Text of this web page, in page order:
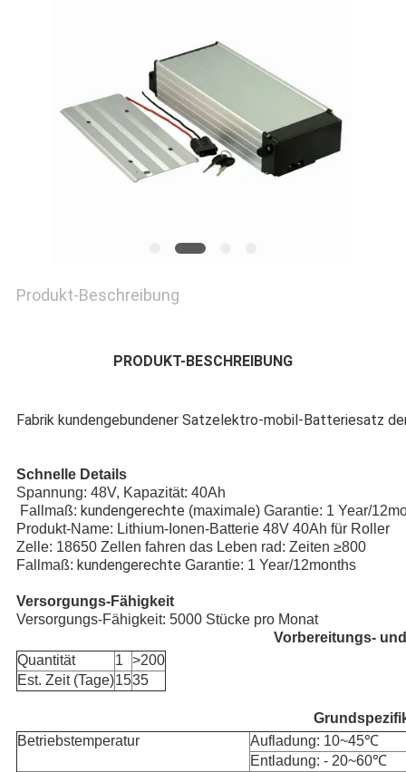
PRIVACY
POLICY
Produkt-Beschreibung
PRODUKT-BESCHREIBUNG
Fabrik kundengebundener Satzelektro-mobil-Batteriesatz
Schnelle Details
Spannung: 48V, Kapazität: 40Ah
Fallmaß: kundengerechte (maximale) Garantie: 1 Year/
Produkt-Name: Lithium-Ionen-Batterie 48V 40Ah für Roller
Zelle: 18650 Zellen fahren das Leben rad: Zeiten ≥800
Fallmaß: kundengerechte Garantie: 1 Year/12months
Versorgungs-Fähigkeit
Versorgungs-Fähigkeit: 5000 Stücke pro Monat
Vorbereitungs-
Quantität
1 >200
Est. Zeit (Tage)1535
Betriebstemperatur
Aufladung: 10~45℃
Entladung: - 20~60℃